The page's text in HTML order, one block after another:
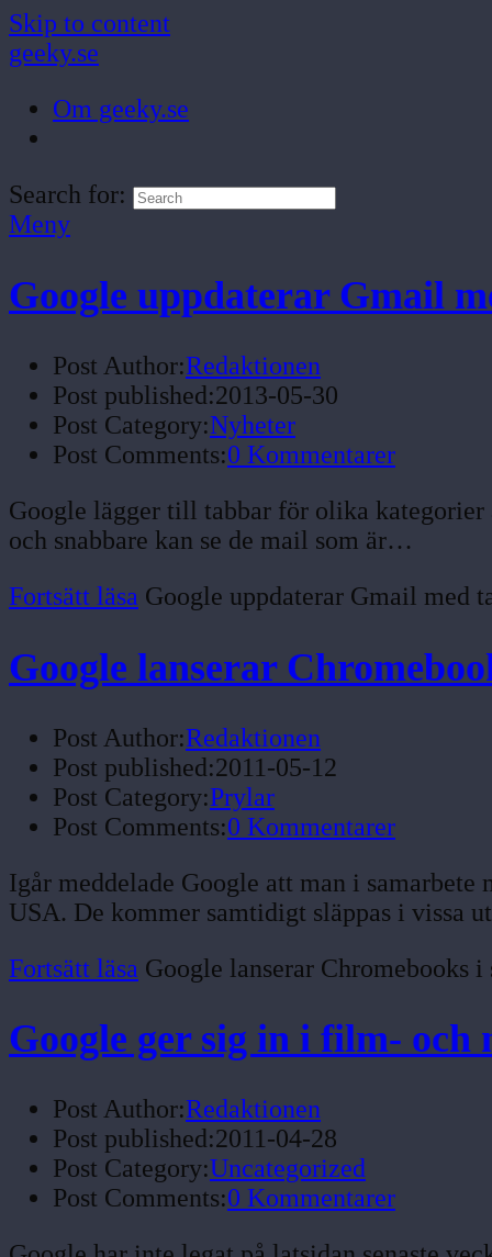
Skip to content
geeky.se
Om geeky.se
Search for:
Meny
Google uppdaterar Gmail
Post Author:Redaktionen
Post published:2013-05-30
Post Category:Nyheter
Post Comments:0 Kommentarer
Google lägger till tabbar för olika kategorier
och snabbare kan se de mail som är…
Fortsätt läsa Google uppdaterar Gmail med
Google lanserar
Post Author:Redaktionen
Post published:2011-05-12
Post Category:Prylar
Post Comments:0 Kommentarer
Igår meddelade Google att man i
USA. De kommer samtidigt släppas i vissa
Fortsätt läsa Google lanserar Chromebooks i
Google ger sig in i film- och
Post Author:Redaktionen
Post published:2011-04-28
Post Category:Uncategorized
Post Comments:0 Kommentarer